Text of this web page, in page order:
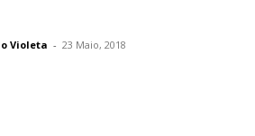
Violeta - 23 Maio, 2018